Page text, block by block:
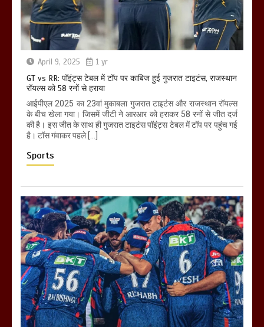
April 9, 2025 1 yr
GT vs RR: पॉइंट्स टेबल में टॉप पर काबिज हुई गुजरात टाइटंस, राजस्थान
रॉयल्स को 58 रनों से हराया
आईपीएल 2025 का 23वां मुकाबला गुजरात टाइटंस और राजस्थान रॉयल्स
के बीच खेला गया। जिसमें जीटी ने आरआर को हराकर 58 रनों से जीत दर्ज
की है। इस जीत के साथ ही गुजरात टाइटंस पॉइंट्स टेबल में टॉप पर पहुंच गई
है। टॉस गंवाकर पहले […]
Sports